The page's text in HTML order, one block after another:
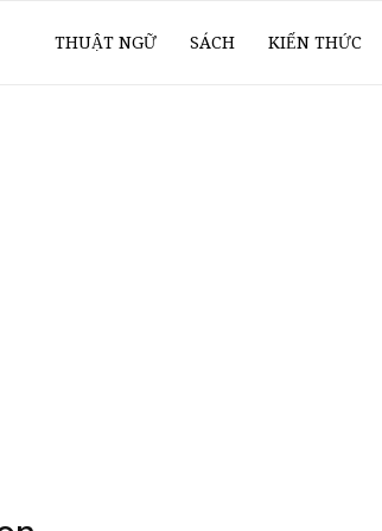
THUẬT NGỮ SÁCH KIẾN THỨC